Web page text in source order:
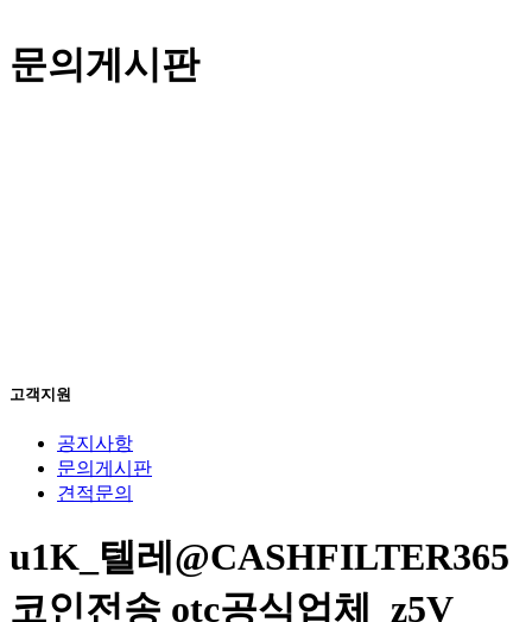
문의게시판
고객지원
공지사항
문의게시판
견적문의
u1K_텔레@CASHFILTER365
코인전송 otc공식업체_z5V